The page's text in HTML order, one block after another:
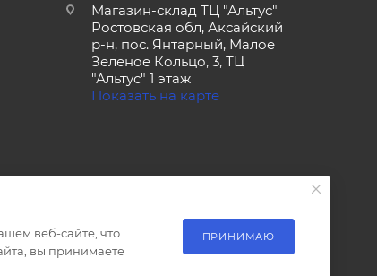
Магазин-склад ТЦ "Альтус"
Ростовская обл, Аксайский
р-н, пос. Янтарный, Малое
Зеленое Кольцо, 3, ТЦ
"Альтус" 1 этаж
Показать на карте
веб-сайте, что
вы принимаете
ПРИНИМАЮ